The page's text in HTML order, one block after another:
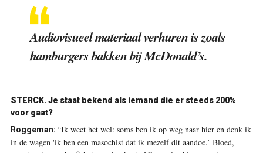
Audiovisueel materiaal verhuren is zoals
hamburgers bakken bij McDonald’s.
STERCK. Je staat bekend als iemand die er steeds 200%
voor gaat?
Roggeman: “Ik weet het wel: soms ben ik op weg naar hier en denk ik
in de wagen 'ik ben een masochist dat ik mezelf dit aandoe.’ Bloed,